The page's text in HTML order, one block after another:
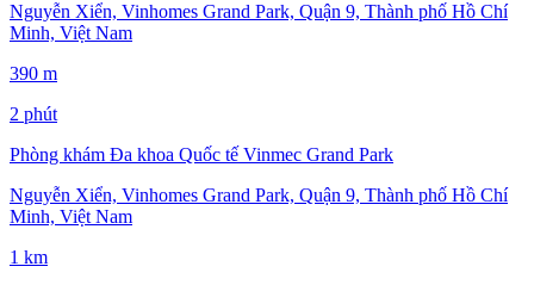
Nguyễn Xiển, Vinhomes Grand Park, Quận 9, Thành phố Hồ Chí
Minh, Việt Nam
390 m
2 phút
Phòng khám Đa khoa Quốc tế Vinmec Grand Park
Nguyễn Xiển, Vinhomes Grand Park, Quận 9, Thành phố Hồ Chí
Minh, Việt Nam
1 km